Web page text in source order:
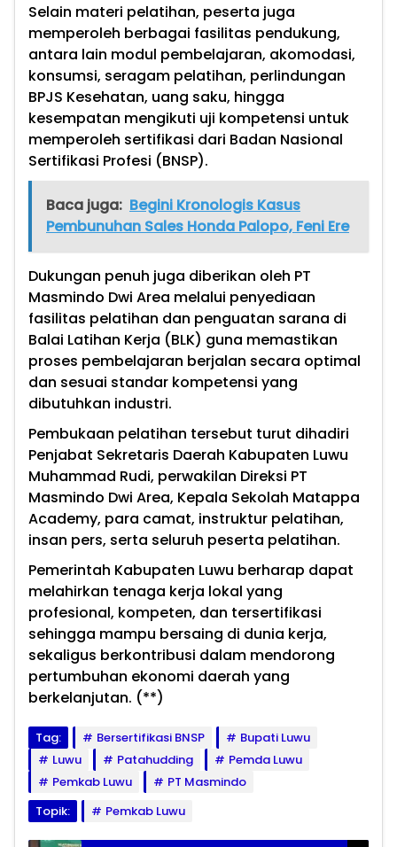
Selain materi pelatihan, peserta juga
memperoleh berbagai fasilitas pendukung,
antara lain modul pembelajaran, akomodasi,
konsumsi, seragam pelatihan, perlindungan
BPJS Kesehatan, uang saku, hingga
kesempatan mengikuti uji kompetensi untuk
memperoleh sertifikasi dari Badan Nasional
Sertifikasi Profesi (BNSP).
Baca juga: Begini Kronologis Kasus
Pembunuhan Sales Honda Palopo, Feni Ere
Dukungan penuh juga diberikan oleh PT
Masmindo Dwi Area melalui penyediaan
fasilitas pelatihan dan penguatan sarana di
Balai Latihan Kerja (BLK) guna memastikan
proses pembelajaran berjalan secara optimal
dan sesuai standar kompetensi yang
dibutuhkan industri.
Pembukaan pelatihan tersebut turut dihadiri
Penjabat Sekretaris Daerah Kabupaten Luwu
Muhammad Rudi, perwakilan Direksi PT
Masmindo Dwi Area, Kepala Sekolah Matappa
Academy, para camat, instruktur pelatihan,
insan pers, serta seluruh peserta pelatihan.
Pemerintah Kabupaten Luwu berharap dapat
melahirkan tenaga kerja lokal yang
profesional, kompeten, dan tersertifikasi
sehingga mampu bersaing di dunia kerja,
sekaligus berkontribusi dalam mendorong
pertumbuhan ekonomi daerah yang
berkelanjutan. (**)
Tag: Bersertifikasi BNSP
Bupati Luwu
Luwu
Patahudding
Pemda Luwu
Pemkab Luwu
PT Masmindo
Topik:
Pemkab Luwu